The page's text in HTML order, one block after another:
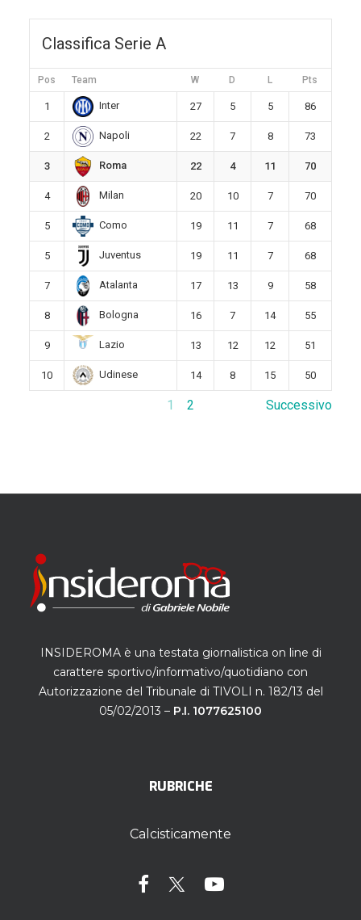
Classifica Serie A
Pos Team W D L Pts
1 Inter 27 5 5 86
2 Napoli 22 7 8 73
3 Roma 22 4 11 70
4 Milan 20 10 7 70
5 Como 19 11 7 68
5 Juventus 19 11 7 68
7 Atalanta 17 13 9 58
8 Bologna 16 7 14 55
9 Lazio 13 12 12 51
10 Udinese 14 8 15 50
1 2 Successivo
INSIDEROMA è una testata giornalistica on line di
carattere sportivo/informativo/quotidiano con
Autorizzazione del Tribunale di TIVOLI n. 182/13 del
05/02/2013 – P.I. 1077625100
RUBRICHE
Calcisticamente